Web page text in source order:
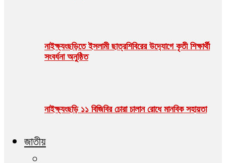
নাইক্ষ‍‍্যংছড়িতে ইসলামী ছাত্রশিবিরের উদ‍্যোগে কৃতী শিক্ষার্থী
সংবর্ধনা অনুষ্ঠিত
নাইক্ষ্যংছড়ি ১১ বিজিবির চোরা চালান রোধে মানবিক সহায়তা
জাতীয়